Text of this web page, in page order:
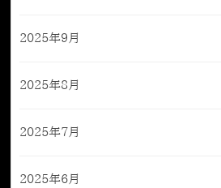
2025年9月
2025年8月
2025年7月
2025年6月